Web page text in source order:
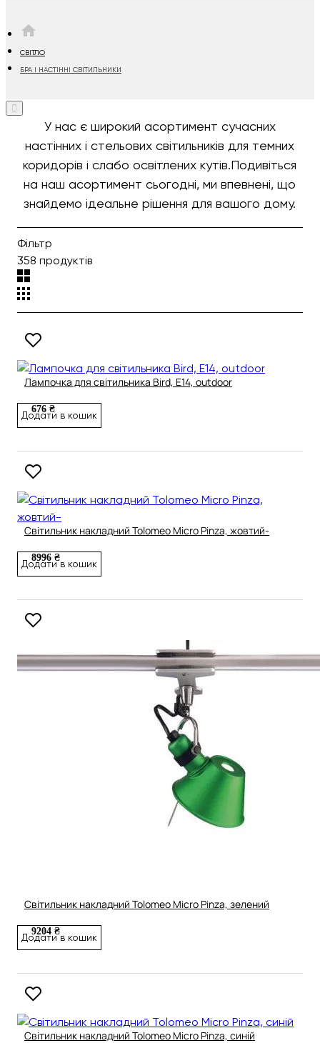
СВІТЛО
БРА І НАСТІННІ СВІТИЛЬНИКИ
У нас є широкий асортимент сучасних
настінних і стельових світильників для темних
коридорів і слабо освітлених кутів.Подивіться
на наш асортимент сьогодні, ми впевнені, що
знайдемо ідеальне рішення для вашого дому.
Фільтр
358 продуктів
Лампочка для світильника Bird, Е14, outdoor
676 ₴
Додати в кошик
Світильник накладний Tolomeo Micro Pinza, жовтий-
8996 ₴
Додати в кошик
Світильник накладний Tolomeo Micro Pinza, зелений
9204 ₴
Додати в кошик
Світильник накладний Tolomeo Micro Pinza, синій